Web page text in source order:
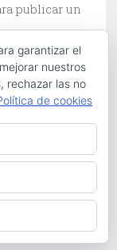
publicar un
garantizar el
nuestros
rechazar las no
de cookies